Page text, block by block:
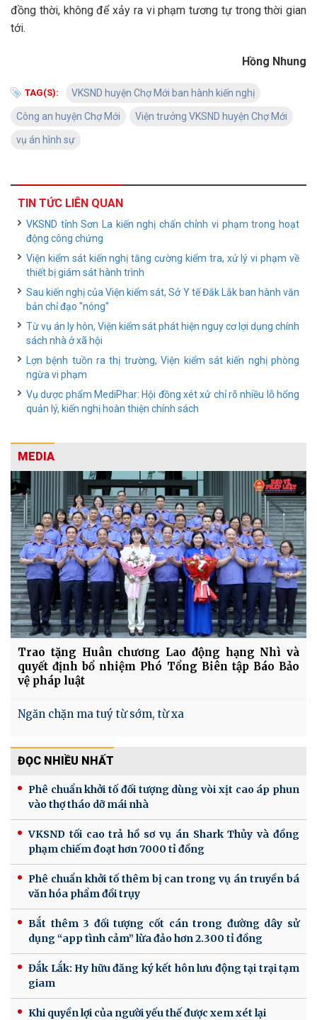
đồng thời, không để xảy ra vi phạm tương tự trong thời gian
tới.
Hồng Nhung
TAG(S): VKSND huyện Chợ Mới ban hành kiến nghị
Công an huyện Chợ Mới Viện trưởng VKSND huyện Chợ Mới
vụ án hình sự
TIN TỨC LIÊN QUAN
VKSND tỉnh Sơn La kiến nghị chấn chỉnh vi phạm trong hoạt
động công chứng
Viện kiểm sát kiến nghị tăng cường kiểm tra, xử lý vi phạm về
thiết bị giám sát hành trình
Sau kiến nghị của Viện kiểm sát, Sở Y tế Đắk Lắk ban hành văn
bản chỉ đạo "nóng"
Từ vụ án ly hôn, Viện kiểm sát phát hiện nguy cơ lợi dụng chính
sách nhà ở xã hội
Lợn bệnh tuồn ra thị trường, Viện kiểm sát kiến nghị phòng
ngừa vi phạm
Vụ dược phẩm MediPhar: Hội đồng xét xử chỉ rõ nhiều lỗ hổng
quản lý, kiến nghị hoàn thiện chính sách
MEDIA
Trao tặng Huân chương Lao động hạng Nhì và
quyết định bổ nhiệm Phó Tổng Biên tập Báo Bảo
vệ pháp luật
Ngăn chặn ma tuý từ sớm, từ xa
ĐỌC NHIỀU NHẤT
Phê chuẩn khởi tố đối tượng dùng vòi xịt cao áp phun
vào thợ tháo dỡ mái nhà
VKSND tối cao trả hồ sơ vụ án Shark Thủy và đồng
phạm chiếm đoạt hơn 7000 tỉ đồng
Phê chuẩn khởi tố thêm bị can trong vụ án truyền bá
văn hóa phẩm đồi trụy
Bắt thêm 3 đối tượng cốt cán trong đường dây sử
dụng “app tình cảm” lừa đảo hơn 2.300 tỉ đồng
Đắk Lắk: Hy hữu đăng ký kết hôn lưu động tại trại tạm
giam
Khi quyền lợi của người yếu thế được xem xét lại